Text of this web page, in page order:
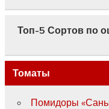
Топ-5 Сортов по
Томаты
Помидоры